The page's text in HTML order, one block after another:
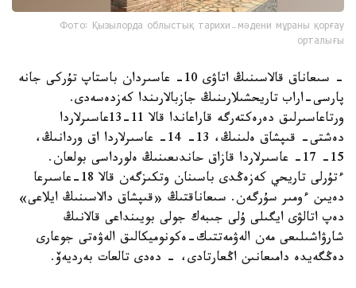
Фото: Қызылорда облыстық тарихи-мәдени мұраны қорғау
орталығы
- سىعاناق قالاسىنىڭ اتاۋى 10- عاسىردان باستاپ تۇركى جانە
پارسى-اراب تاريحشىلارىنىڭ جازبالارىندا كەزدەسەدى.
ورتاعاسىرلىق دەرەكتەرگە قاراعاندا قالا 11-13عاسىرلاردا
دەشتى- قىپشاق ەلىنىڭ، 13- 14- عاسىرلاردا اق وردانىڭ،
15- 17- عاسىرلاردا قازاق حاندىعىنىڭ ەلورداسى بولعان.
ءتۇرلى تاريحي كەزەڭدى باسىنان وتكىزگەن قالا 18-عاسىرعا
دەيىن ءومىر سۇرگەن. سىعاناقتىڭ «قىپشاق دالاسىنىڭ ايلاعى»
دەپ اتالۋى ايگىلى ۇلى جىبەك جولى بويىنداعى قالانىڭ
شارۋاشىلىعى مەن الەۋمەتتىك-ەكونوميكالىق الەۋەتى جوعارى
دەڭگەيدە دامىعانىن اڭعارتادى، - دەدى تالعات بەرديەۆ.